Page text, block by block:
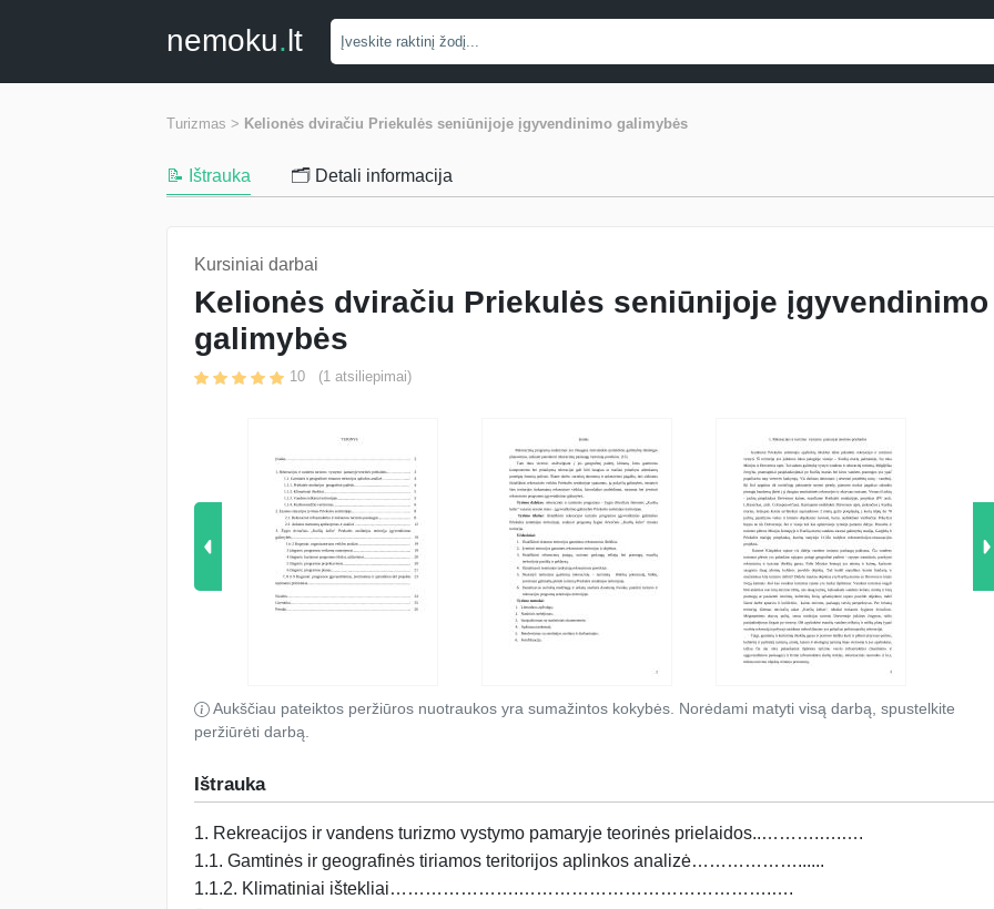
nemoku.lt
Turizmas > Kelionės dviračiu Priekulės seniūnijoje įgyvendinimo galimybės
📝 Ištrauka 🗂️ Detali informacija
Kursiniai darbai
Kelionės dviračiu Priekulės seniūnijoje įgyvendinimo
galimybės
10 (1 atsiliepimai)
Aukščiau pateiktos peržiūros nuotraukos yra sumažintos kokybės. Norėdami matyti visą darbą, spustelkite
peržiūrėti darbą.
Ištrauka
1. Rekreacijos ir vandens turizmo vystymo pamaryje teorinės prielaidos..……….….….
1.1. Gamtinės ir geografinės tiriamos teritorijos aplinkos analizė………………......
1.1.2. Klimatiniai ištekliai………………….…………………………………….….